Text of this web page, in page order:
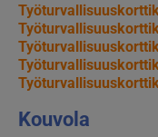
Kouvola